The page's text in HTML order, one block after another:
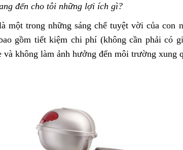
đến cho tôi những lợi ích gì?
một trong những sáng chế tuyệt vời của con
gồm tiết kiệm chi phí (không cần phải có
và không làm ảnh hưởng đến môi trường xung